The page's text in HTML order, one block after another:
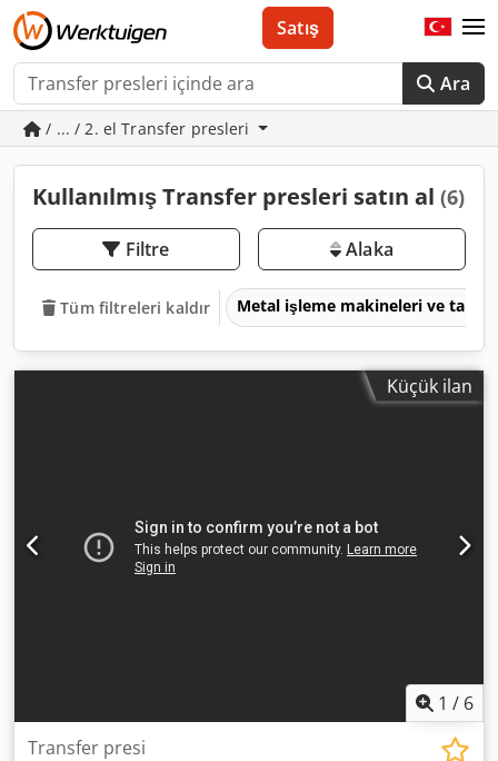
Ara
Satış
/ ... / 2. el Transfer presleri
Kullanılmış Transfer presleri satın al (6)
Filtre Alaka
Tüm filtreleri kaldır Metal işleme makineleri ve
Küçük ilan
1 / 6
Transfer presi